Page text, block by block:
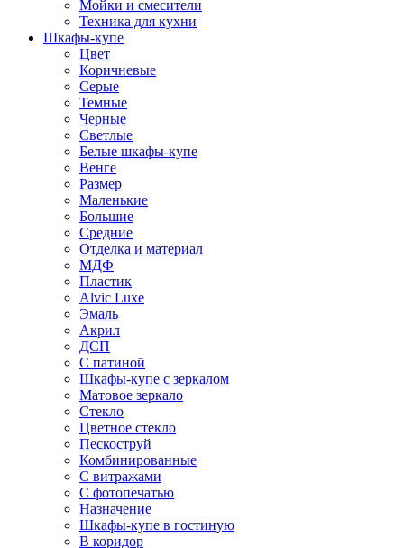
Мойки и смесители
Техника для кухни
Шкафы-купе
Цвет
Коричневые
Серые
Темные
Черные
Светлые
Белые шкафы-купе
Венге
Размер
Маленькие
Большие
Средние
Отделка и материал
МДФ
Пластик
Alvic Luxe
Эмаль
Акрил
ДСП
С патиной
Шкафы-купе с зеркалом
Матовое зеркало
Стекло
Цветное стекло
Пескоструй
Комбинированные
С витражами
С фотопечатью
Назначение
Шкафы-купе в гостиную
В коридор